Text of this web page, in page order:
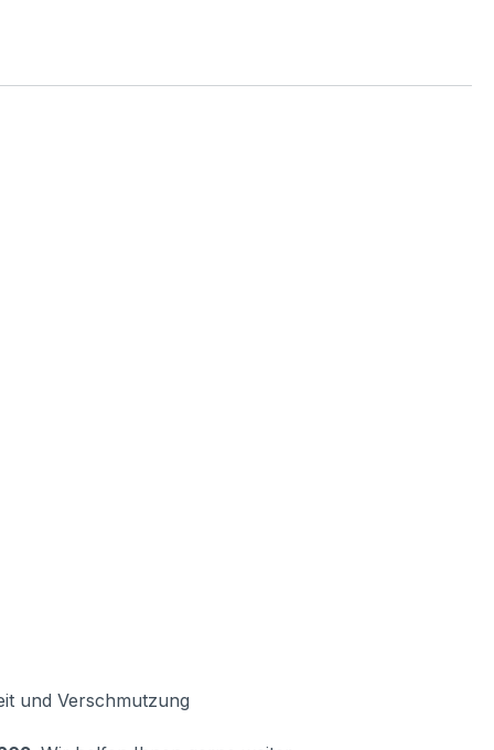
und Verschmutzung